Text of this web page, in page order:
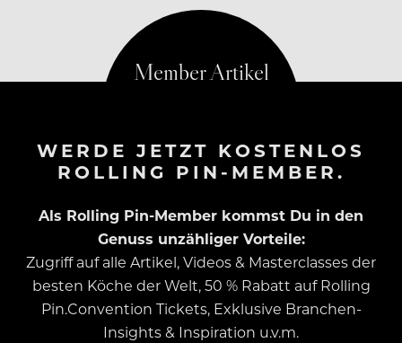
WERDE JETZT KOSTENLOS
ROLLING PIN-MEMBER.
Als Rolling Pin-Member kommst Du in den
Genuss unzähliger Vorteile:
Zugriff auf alle Artikel, Videos & Masterclasses der
besten Köche der Welt, 50 % Rabatt auf Rolling
Pin.Convention Tickets, Exklusive Branchen-
Insights & Inspiration u.v.m.